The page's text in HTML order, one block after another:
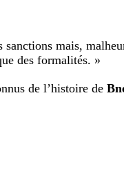
mais,
des formalités. »
de l’histoire de